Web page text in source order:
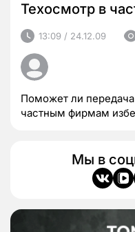
Техосмотр в
13:09 / 24.12.09
Поможет ли
частным фирмам
Мы в